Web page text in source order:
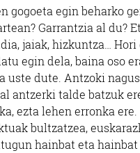
gogoeta egin beharko
Garrantzia al du?
jaiak, hizkuntza…
egin dela, baina oso
uste dute. Antzoki
antzerki talde batzuk
ezta lehen erronka
bultzatzea,
hainbat eta